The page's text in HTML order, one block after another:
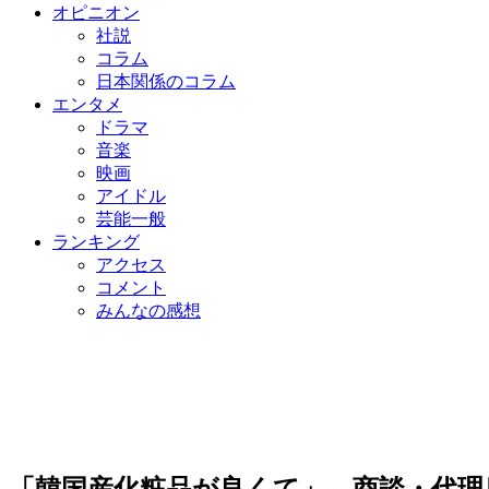
オピニオン
社説
コラム
日本関係のコラム
エンタメ
ドラマ
音楽
映画
アイドル
芸能一般
ランキング
アクセス
コメント
みんなの感想